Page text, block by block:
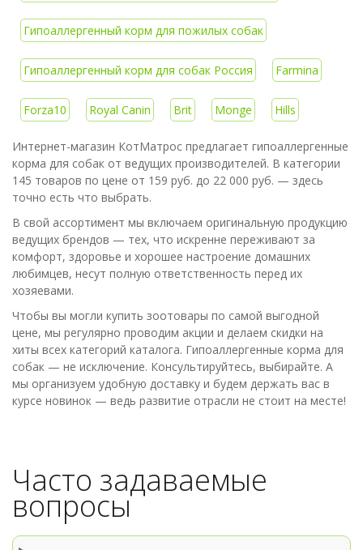
Гипоаллергенный корм для пожилых собак
Гипоаллергенный корм для собак Россия Farmina
Forza10 Royal Canin Brit Monge Hills
Интернет-магазин КотМатрос предлагает гипоаллергенные
корма для собак от ведущих производителей. В категории
145 товаров по цене от 159 руб. до 22 000 руб. — здесь
точно есть что выбрать.
В свой ассортимент мы включаем оригинальную продукцию
ведущих брендов — тех, что искренне переживают за
комфорт, здоровье и хорошее настроение домашних
любимцев, несут полную ответственность перед их
хозяевами.
Чтобы вы могли купить зоотовары по самой выгодной
цене, мы регулярно проводим акции и делаем скидки на
хиты всех категорий каталога. Гипоаллергенные корма для
собак — не исключение. Консультируйтесь, выбирайте. А
мы организуем удобную доставку и будем держать вас в
курсе новинок — ведь развитие отрасли не стоит на месте!
Часто задаваемые
вопросы